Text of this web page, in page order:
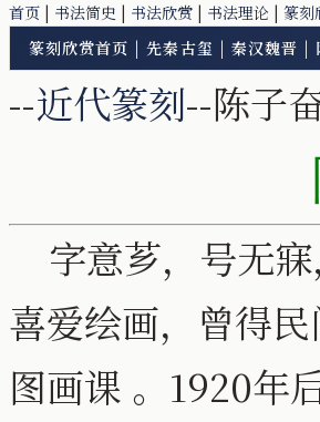
首页 | 书法简史 | 书法欣赏 | 书法理论 | 篆刻
篆刻欣赏首页 |先秦古玺 | 秦汉魏晋 |
--近代篆刻--陈子
字意芗，号无寐
喜爱绘画，曾得
图画课 。1920年